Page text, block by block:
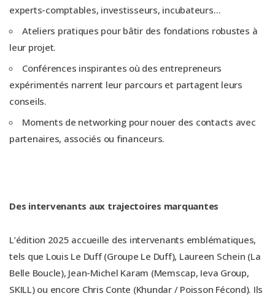
experts-comptables, investisseurs, incubateurs…
Ateliers pratiques pour bâtir des fondations robustes à
leur projet.
Conférences inspirantes où des entrepreneurs
expérimentés narrent leur parcours et partagent leurs
conseils.
Moments de networking pour nouer des contacts avec
partenaires, associés ou financeurs.
Des intervenants aux trajectoires marquantes
L’édition 2025 accueille des intervenants emblématiques,
tels que Louis Le Duff (Groupe Le Duff), Laureen Schein (La
Belle Boucle), Jean-Michel Karam (Memscap, Ieva Group,
SKILL) ou encore Chris Conte (Khundar / Poisson Fécond). Ils